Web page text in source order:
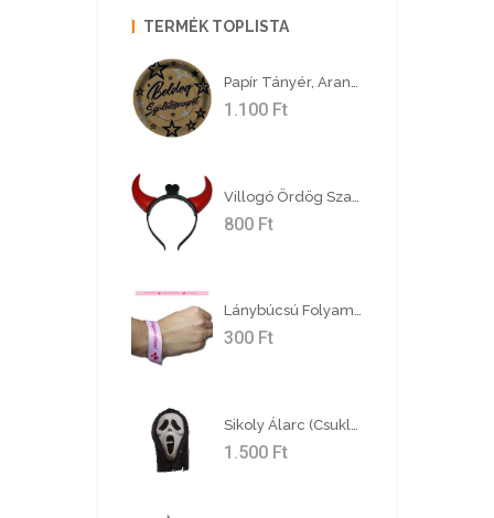
TERMÉK TOPLISTA
Papír Tányér, Arany, Boldog Születésnapot, 23 Cm, 8 Db/cs
1.100 Ft
800 Ft
Lánybúcsú Folyamatban! Rózsaszín Karszalag
300 Ft
1.500 Ft